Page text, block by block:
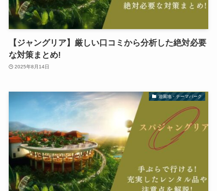
【ジャングリア】厳しい口コミから分析した絶対必要
な対策まとめ!
2025年8月14日
遊園地・テーマパーク